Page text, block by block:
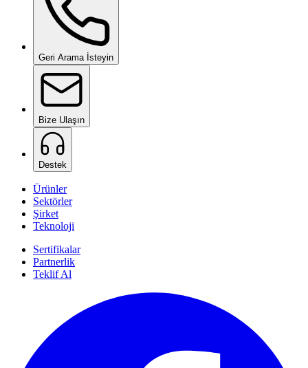
Geri Arama İsteyin
Bize Ulaşın
Destek
Ürünler
Sektörler
Şirket
Teknoloji
Sertifikalar
Partnerlik
Teklif Al